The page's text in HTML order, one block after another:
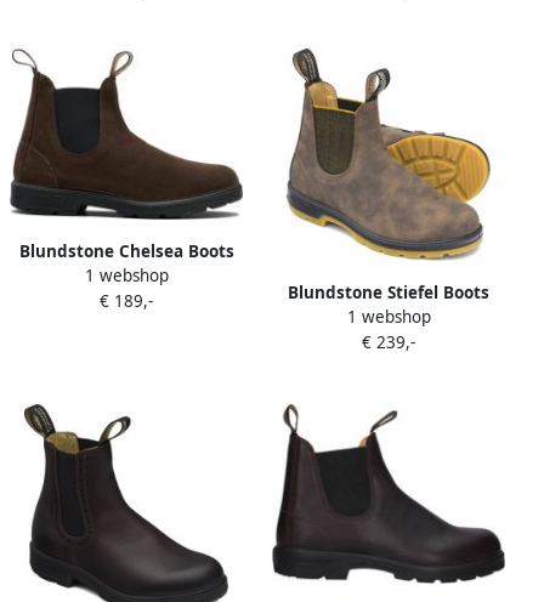
Blundstone Chelsea Boots
#2410 Brown Suede
(Originals Series) Brown-
1 webshop
€ 189,-
Blundstone Stiefel Boots
#1944 Leather (550 Series)
Rustic Brown-5.5UK
1 webshop
€ 239,-